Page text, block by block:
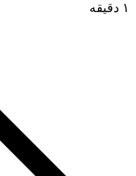
۱ دقیقه